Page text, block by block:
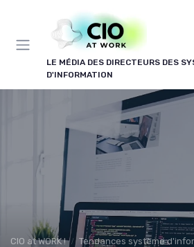
LE MÉDIA DES DIRECTEURS DES
D'INFORMATION
CIO at WORK ! Tendances système d'information